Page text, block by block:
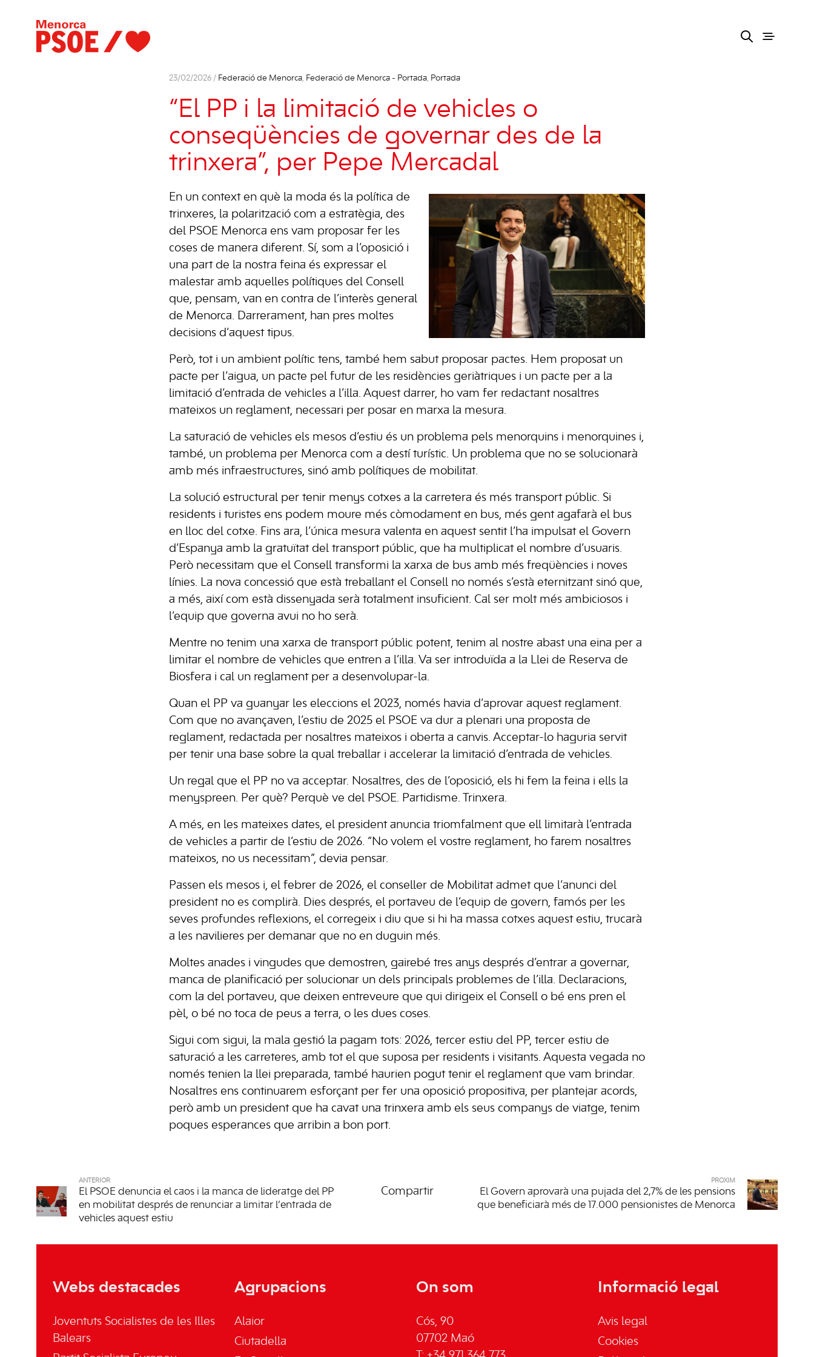
23/02/2026 / Federació de Menorca, Federació de Menorca - Portada, Portada
“El PP i la limitació de vehicles o
conseqüències de governar des de la
trinxera”, per Pepe Mercadal
En un context en què la moda és la política de
trinxeres, la polarització com a estratègia, des
del PSOE Menorca ens vam proposar fer les
coses de manera diferent. Sí, som a l’oposició i
una part de la nostra feina és expressar el
malestar amb aquelles polítiques del Consell
que, pensam, van en contra de l’interès general
de Menorca. Darrerament, han pres moltes
decisions d’aquest tipus.
Però, tot i un ambient polític tens, també hem sabut proposar pactes. Hem proposat un
pacte per l’aigua, un pacte pel futur de les residències geriàtriques i un pacte per a la
limitació d’entrada de vehicles a l’illa. Aquest darrer, ho vam fer redactant nosaltres
mateixos un reglament, necessari per posar en marxa la mesura.
La saturació de vehicles els mesos d’estiu és un problema pels menorquins i menorquines i,
també, un problema per Menorca com a destí turístic. Un problema que no se solucionarà
amb més infraestructures, sinó amb polítiques de mobilitat.
La solució estructural per tenir menys cotxes a la carretera és més transport públic. Si
residents i turistes ens podem moure més còmodament en bus, més gent agafarà el bus
en lloc del cotxe. Fins ara, l’única mesura valenta en aquest sentit l’ha impulsat el Govern
d’Espanya amb la gratuïtat del transport públic, que ha multiplicat el nombre d’usuaris.
Però necessitam que el Consell transformi la xarxa de bus amb més freqüències i noves
línies. La nova concessió que està treballant el Consell no només s’està eternitzant sinó que,
a més, així com està dissenyada serà totalment insuficient. Cal ser molt més ambiciosos i
l’equip que governa avui no ho serà.
Mentre no tenim una xarxa de transport públic potent, tenim al nostre abast una eina per a
limitar el nombre de vehicles que entren a l’illa. Va ser introduïda a la Llei de Reserva de
Biosfera i cal un reglament per a desenvolupar-la.
Quan el PP va guanyar les eleccions el 2023, només havia d’aprovar aquest reglament.
Com que no avançaven, l’estiu de 2025 el PSOE va dur a plenari una proposta de
reglament, redactada per nosaltres mateixos i oberta a canvis. Acceptar-lo haguria servit
per tenir una base sobre la qual treballar i accelerar la limitació d’entrada de vehicles.
Un regal que el PP no va acceptar. Nosaltres, des de l’oposició, els hi fem la feina i ells la
menyspreen. Per què? Perquè ve del PSOE. Partidisme. Trinxera.
A més, en les mateixes dates, el president anuncia triomfalment que ell limitarà l’entrada
de vehicles a partir de l’estiu de 2026. “No volem el vostre reglament, ho farem nosaltres
mateixos, no us necessitam”, devia pensar.
Passen els mesos i, el febrer de 2026, el conseller de Mobilitat admet que l’anunci del
president no es complirà. Dies després, el portaveu de l’equip de govern, famós per les
seves profundes reflexions, el corregeix i diu que si hi ha massa cotxes aquest estiu, trucarà
a les navilieres per demanar que no en duguin més.
Moltes anades i vingudes que demostren, gairebé tres anys després d’entrar a governar,
manca de planificació per solucionar un dels principals problemes de l’illa. Declaracions,
com la del portaveu, que deixen entreveure que qui dirigeix el Consell o bé ens pren el
pèl, o bé no toca de peus a terra, o les dues coses.
Sigui com sigui, la mala gestió la pagam tots: 2026, tercer estiu del PP, tercer estiu de
saturació a les carreteres, amb tot el que suposa per residents i visitants. Aquesta vegada no
només tenien la llei preparada, també haurien pogut tenir el reglament que vam brindar.
Nosaltres ens continuarem esforçant per fer una oposició propositiva, per plantejar acords,
però amb un president que ha cavat una trinxera amb els seus companys de viatge, tenim
poques esperances que arribin a bon port.
ANTERIOR
El PSOE denuncia el caos i la manca de lideratge del PP
en mobilitat després de renunciar a limitar l’entrada de
vehicles aquest estiu
Compartir
PRÒXIM
El Govern aprovarà una pujada del 2,7% de les pensions
que beneficiarà més de 17.000 pensionistes de Menorca
Webs destacades
Joventuts Socialistes de les Illes
Balears
Agrupacions
Alaior
Ciutadella
On som
Cós, 90
07702 Maó
Informació legal
Avis legal
Cookies